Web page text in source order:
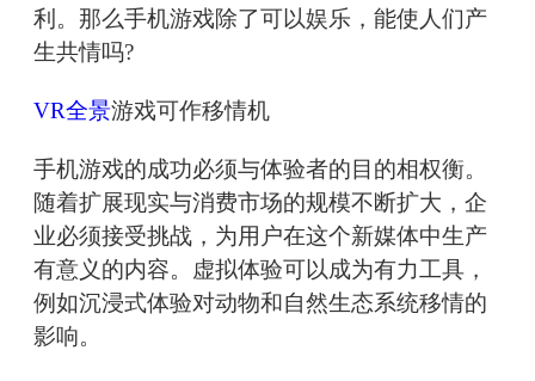
利。那么手机游戏除了可以娱乐，能使人们产
生共情吗?
VR全景游戏可作移情机
手机游戏的成功必须与体验者的目的相权衡。
随着扩展现实与消费市场的规模不断扩大，企
业必须接受挑战，为用户在这个新媒体中生产
有意义的内容。虚拟体验可以成为有力工具，
例如沉浸式体验对动物和自然生态系统移情的
影响。